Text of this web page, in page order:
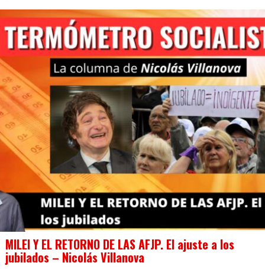
MILEI Y EL RETORNO DE LAS AFJP. El ajuste a los
jubilados – Nicolás Villanova